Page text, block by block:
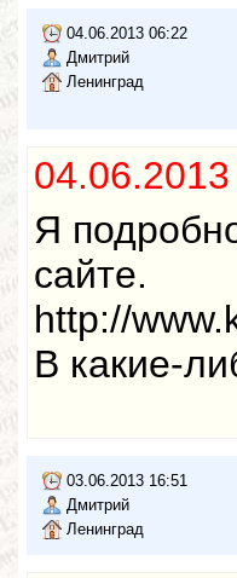
04.06.2013 06:22
Дмитрий
Ленинград
Я
сайте.
http://
В какие-
03.06.2013 16:51
Дмитрий
Ленинград